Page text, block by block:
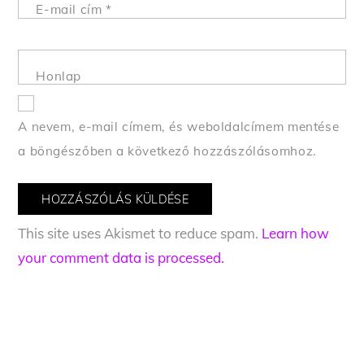
E-mail cím*
Honlap
A nevem, e-mail címem, és weboldalcímem mentése
a böngészőben a következő hozzászólásomhoz.
This site uses Akismet to reduce spam. Learn how
your comment data is processed.